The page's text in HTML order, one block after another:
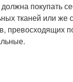
покупать
тканей или же
превосходящих